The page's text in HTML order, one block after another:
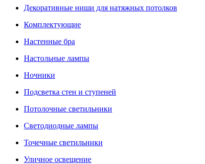
Декоративные ниши для натяжных потолков
Комплектующие
Настенные бра
Настольные лампы
Ночники
Подсветка стен и ступеней
Потолочные светильники
Светодиодные лампы
Точечные светильники
Уличное освещение